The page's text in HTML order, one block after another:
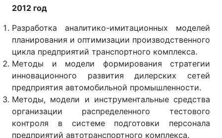
2012 год
Разработка аналитико-имитационных моделей
планирования и оптимизации производственного
цикла предприятий транспортного комплекса.
Методы и модели формирования стратегии
инновационного развития дилерских сетей
предприятия автомобильной промышленности.
Методы, модели и инструментальные средства
организации распределенного тестового
контроля в системе подготовки персонала
предприятий автотранспортного комплекса.